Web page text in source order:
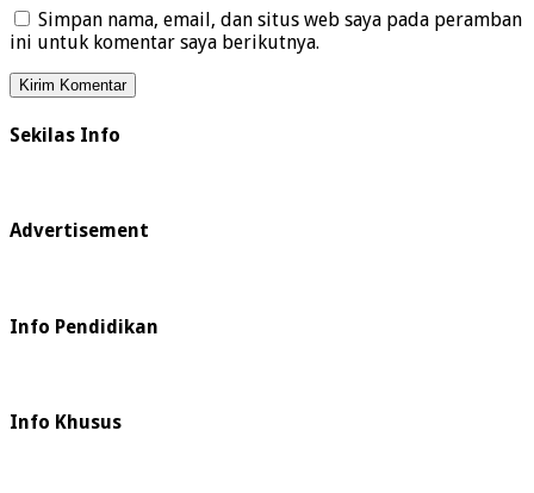
Simpan nama, email, dan situs web saya pada peramban
ini untuk komentar saya berikutnya.
Sekilas Info
Advertisement
Info Pendidikan
Info Khusus